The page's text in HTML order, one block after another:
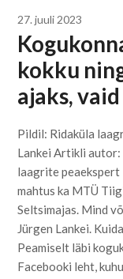
27. juuli 2023
kokku
ajaks,
Pildil: Ridaküla
Lankei Artikli
laagrite peaekspert
mahtus ka MTÜ
Seltsimajas. Mind
Jürgen Lankei.
Peamiselt läbi
Facebooki leht,